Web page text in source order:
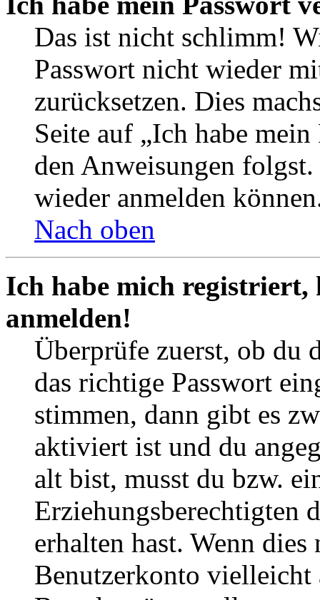
Das ist nicht schlimm!
Passwort nicht wieder
zurücksetzen. Dies
Seite auf „Ich habe
den Anweisungen
wieder anmelden
Nach oben
Ich habe mich
anmelden!
Überprüfe zuerst, ob du
das richtige Passwort
stimmen, dann gibt es
aktiviert ist und du
alt bist, musst du bzw.
Erziehungsberechtigten
erhalten hast. Wenn
Benutzerkonto